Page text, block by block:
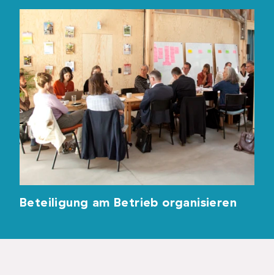
Beteiligung am Betrieb organisieren